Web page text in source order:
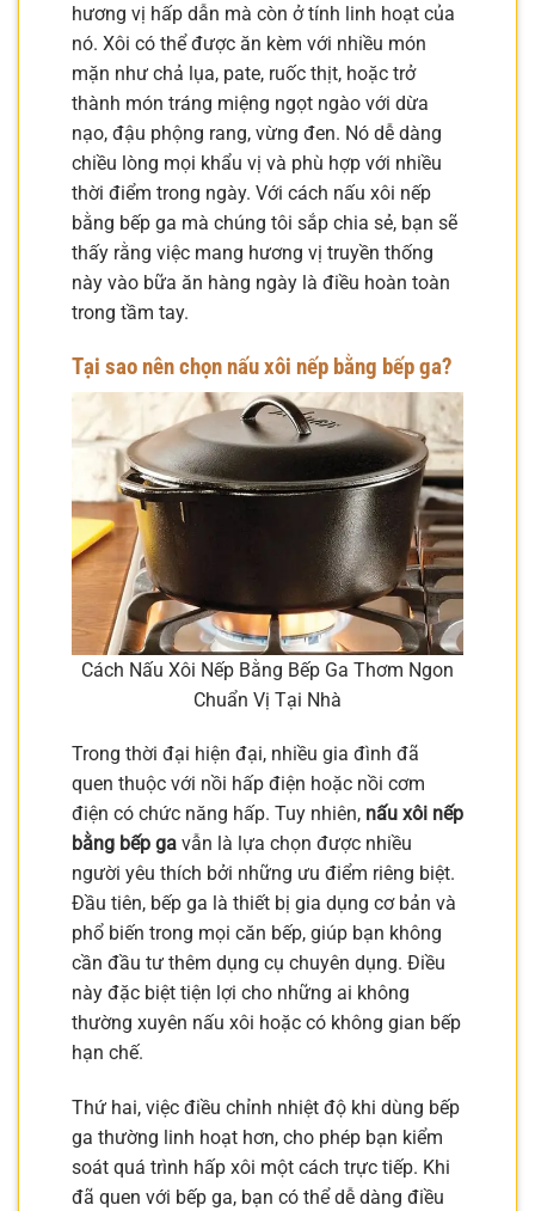
hương vị hấp dẫn mà còn ở tính linh hoạt của
nó. Xôi có thể được ăn kèm với nhiều món
mặn như chả lụa, pate, ruốc thịt, hoặc trở
thành món tráng miệng ngọt ngào với dừa
nạo, đậu phộng rang, vừng đen. Nó dễ dàng
chiều lòng mọi khẩu vị và phù hợp với nhiều
thời điểm trong ngày. Với cách nấu xôi nếp
bằng bếp ga mà chúng tôi sắp chia sẻ, bạn sẽ
thấy rằng việc mang hương vị truyền thống
này vào bữa ăn hàng ngày là điều hoàn toàn
trong tầm tay.
Tại sao nên chọn nấu xôi nếp bằng bếp ga?
Cách Nấu Xôi Nếp Bằng Bếp Ga Thơm Ngon
Chuẩn Vị Tại Nhà
Trong thời đại hiện đại, nhiều gia đình đã
quen thuộc với nồi hấp điện hoặc nồi cơm
điện có chức năng hấp. Tuy nhiên, nấu xôi nếp
bằng bếp ga vẫn là lựa chọn được nhiều
người yêu thích bởi những ưu điểm riêng biệt.
Đầu tiên, bếp ga là thiết bị gia dụng cơ bản và
phổ biến trong mọi căn bếp, giúp bạn không
cần đầu tư thêm dụng cụ chuyên dụng. Điều
này đặc biệt tiện lợi cho những ai không
thường xuyên nấu xôi hoặc có không gian bếp
hạn chế.
Thứ hai, việc điều chỉnh nhiệt độ khi dùng bếp
ga thường linh hoạt hơn, cho phép bạn kiểm
soát quá trình hấp xôi một cách trực tiếp. Khi
đã quen với bếp ga, bạn có thể dễ dàng điều